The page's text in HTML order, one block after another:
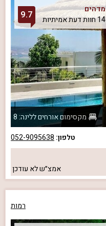
מדהים
14 חוות דעת אמיתיות
9.7
מקסימום אורחים ללינה: 8
טלפון: 052-9095638
אמצ״שלא עודכן
רמות